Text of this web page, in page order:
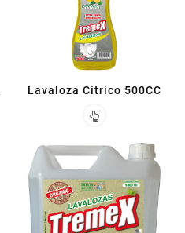
Lavaloza Cítrico 500CC